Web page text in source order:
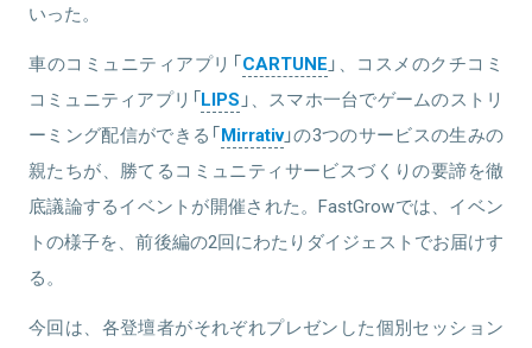
いった。
車のコミュニティアプリ「CARTUNE 」、コスメのクチコミ
コミュニティアプリ「LIPS 」、スマホ一台でゲームのストリ
ーミング配信ができる「Mirrativ」の3つのサービスの生みの
親たちが、勝てるコミュニティサービスづくりの要諦を徹
底議論するイベントが開催された。FastGrowでは、イベン
トの様子を、前後編の2回にわたりダイジェストでお届けす
る。
今回は、各登壇者がそれぞれプレゼンした個別セッション